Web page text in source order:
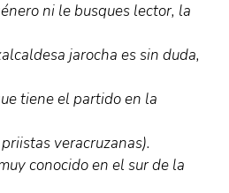
ni le busques lector, la
jarocha es sin duda,
tiene el partido en la
veracruzanas).
conocido en el sur de la